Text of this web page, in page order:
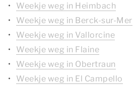
Weekje weg in Heimbach
Weekje weg in Berck-sur-Mer
Weekje weg in Vallorcine
Weekje weg in Flaine
Weekje weg in Obertraun
Weekje weg in El Campello